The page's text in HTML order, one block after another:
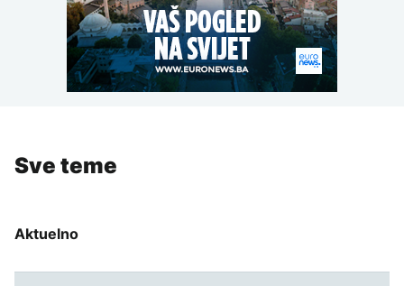
Sve teme
Aktuelno